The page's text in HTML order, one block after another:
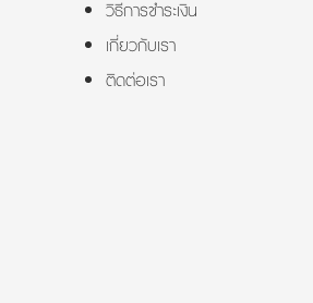
วิธีการชำระเงิน
เกี่ยวกับเรา
ติดต่อเรา